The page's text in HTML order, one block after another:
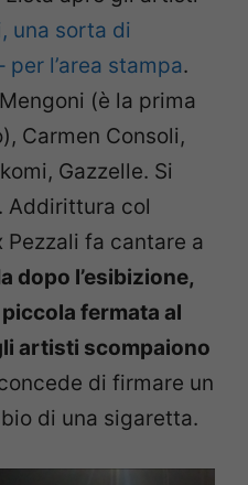
una sorta di
l’area stampa.
(è la prima
Carmen Consoli,
Gazzelle. Si
Addirittura col
fa cantare a
dopo l’esibizione,
fermata al
artisti scompaiono
di firmare un
di una sigaretta.